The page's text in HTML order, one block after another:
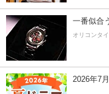
一番似合
オリコンタ
2026年7